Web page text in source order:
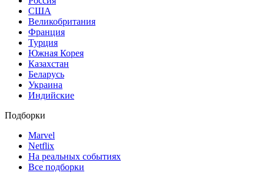
США
Великобритания
Франция
Турция
Южная Корея
Казахстан
Беларусь
Украина
Индийские
Подборки
Marvel
Netflix
На реальных событиях
Все подборки